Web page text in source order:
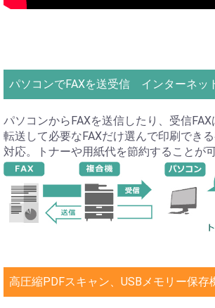
パソコンでFAXを送受信 インターネッ
パソコンからFAXを送信したり、受信
転送して必要なFAXだけ選んで印刷でき
対応。トナーや用紙代を節約することが可
高圧縮PDFスキャン、USBメモリー保存